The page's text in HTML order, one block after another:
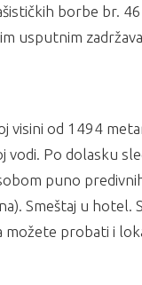
borbe br.
usputnim
visini od 1494
Po dolasku
puno
Smeštaj u hotel.
možete probati i